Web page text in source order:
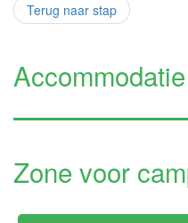
Terug naar stap
Accommodatie
Zone voor